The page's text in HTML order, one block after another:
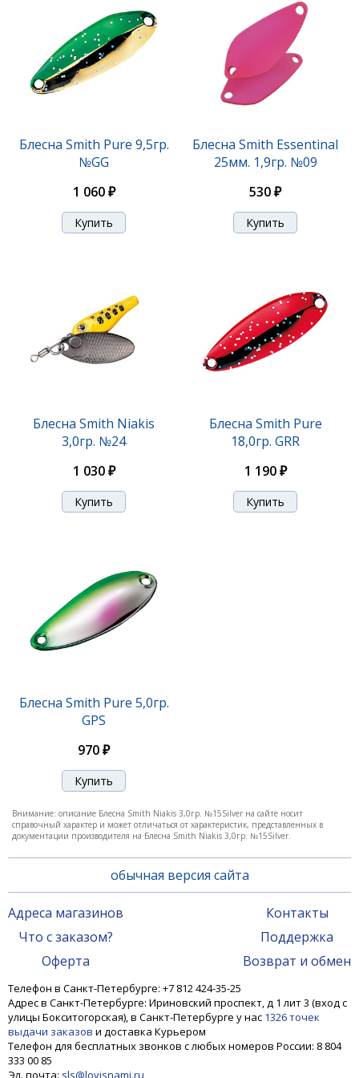
Блесна Smith Niakis 12,0гр. №23
1 200 ₽
Блесна Smith Pure 9,5гр.
№GG
1 060 ₽
Блесна Smith Essentinal
25мм. 1,9гр. №09
530 ₽
Блесна Smith Niakis
3,0гр. №24
1 030 ₽
Блесна Smith Pure
18,0гр. GRR
1 190 ₽
Блесна Smith Pure 5,0гр.
GPS
970 ₽
Внимание: описание Блесна Smith Niakis 3,0гр. №15Silver на сайте носит
справочный характер и может отличаться от характеристик, представленных в
документации производителя на Блесна Smith Niakis 3,0гр. №15Silver.
обычная версия сайта
Адреса магазинов
Что с заказом?
Оферта
Контакты
Поддержка
Возврат и обмен
Телефон в Санкт-Петербурге: +7 812 424-35-25
Адрес в Санкт-Петербурге: Ириновский проспект, д 1 лит 3 (вход с
улицы Бокситогорская), в Санкт-Петербурге у нас 1326 точек
выдачи заказов и доставка Курьером
Телефон для бесплатных звонков с любых номеров России: 8 804
333 00 85
Эл. почта: sls@lovisnami.ru